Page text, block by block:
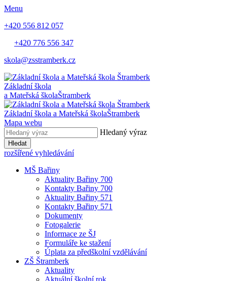
Menu
+420 556 812 057
+420 776 556 347
skola@zsstramberk.cz
Základní škola
a Mateřská školaŠtramberk
Základní škola a Mateřská školaŠtramberk
Mapa webu
Hledaný výraz
Hledat
rozšířené vyhledávání
MŠ Bařiny
Aktuality Bařiny 700
Kontakty Bařiny 700
Aktuality Bařiny 571
Kontakty Bařiny 571
Dokumenty
Fotogalerie
Informace ze ŠJ
Formuláře ke stažení
Úplata za předškolní vzdělávání
ZŠ Štramberk
Aktuality
Aktuální školní rok